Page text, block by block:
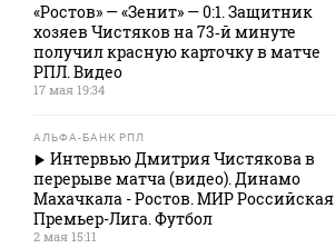
«Ростов» — «Зенит» — 0:1. Защитник
хозяев Чистяков на 73‑й минуте
получил красную карточку в матче
РПЛ. Видео
17 мая 19:34
АЛЬФА-БАНК РПЛ
Интервью Дмитрия Чистякова в
перерыве матча (видео). Динамо
Махачкала - Ростов. МИР Российская
Премьер-Лига. Футбол
2 мая 15:11